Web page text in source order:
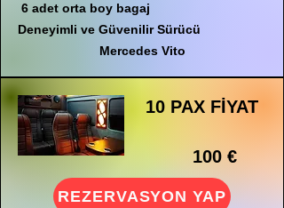
6 adet orta boy bagaj
Deneyimli ve Güvenilir Sürücü
Mercedes Vito
10 PAX FİYAT
100 €
REZERVASYON YAP